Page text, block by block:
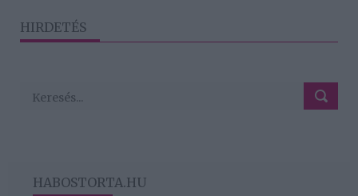
HIRDETÉS
HABOSTORTA.HU